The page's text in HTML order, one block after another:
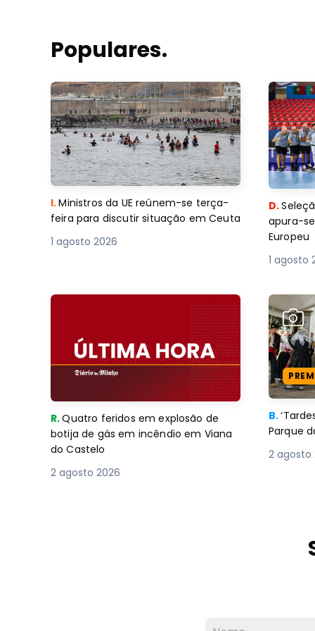
Populares.
I.Ministros da UE reúnem-se terça-
feira para discutir situação em Ceuta
1 agosto 2026
D.
apura-
Europeu
1 agosto
R.Quatro feridos em explosão de
botija de gás em incêndio em Viana
do Castelo
2 agosto 2026
B.
Parque
2 agosto